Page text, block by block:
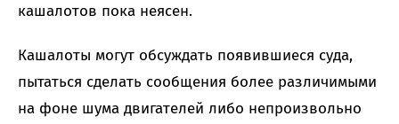
кашалотов пока неясен.
Кашалоты могут обсуждать появившиеся суда,
пытаться сделать сообщения более различимыми
на фоне шума двигателей либо непроизвольно